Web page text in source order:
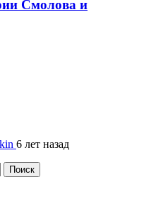
Смолова и
6 лет назад